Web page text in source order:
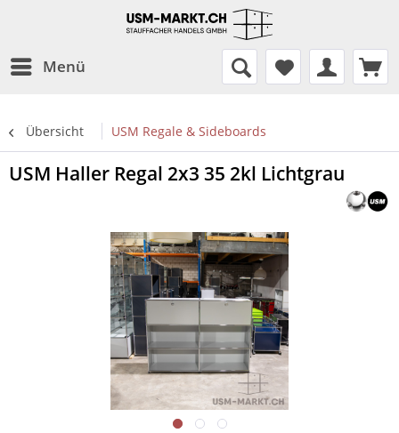
Menü
Übersicht USM Regale & Sideboards
USM Haller Regal 2x3 35 2kl Lichtgrau